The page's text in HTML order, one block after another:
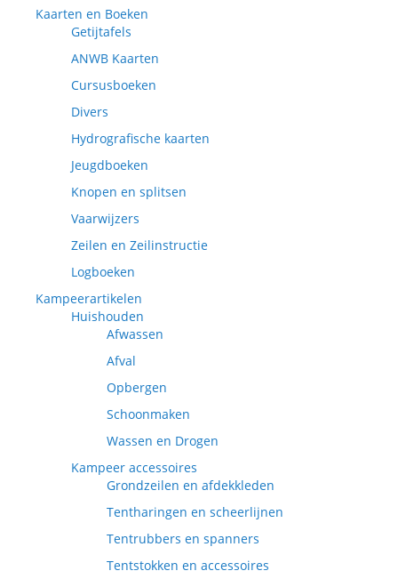
Kaarten en Boeken
Getijtafels
ANWB Kaarten
Cursusboeken
Divers
Hydrografische kaarten
Jeugdboeken
Knopen en splitsen
Vaarwijzers
Zeilen en Zeilinstructie
Logboeken
Kampeerartikelen
Huishouden
Afwassen
Afval
Opbergen
Schoonmaken
Wassen en Drogen
Kampeer accessoires
Grondzeilen en afdekkleden
Tentharingen en scheerlijnen
Tentrubbers en spanners
Tentstokken en accessoires